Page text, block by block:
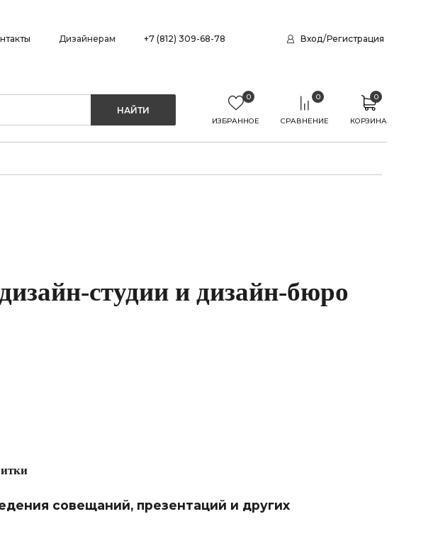
Дизайнерам +7 (812) 309-68-78 Вход/Регистрация
0
ИЗБРАННОЕ
0
СРАВНЕНИЕ
0
КОРЗИНА
студии и дизайн-бюро
совещаний, презентаций и других